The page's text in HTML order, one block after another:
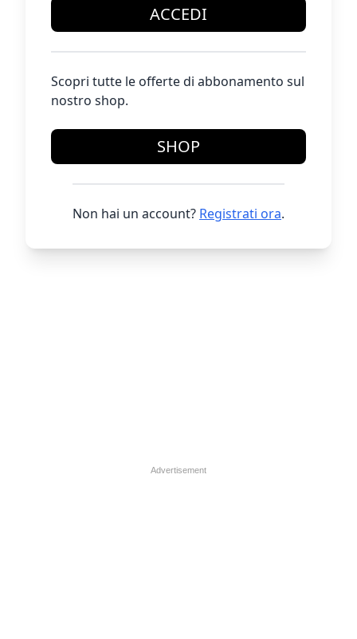
ACCEDI
Scopri tutte le offerte di abbonamento sul
nostro shop.
SHOP
Non hai un account? Registrati ora.